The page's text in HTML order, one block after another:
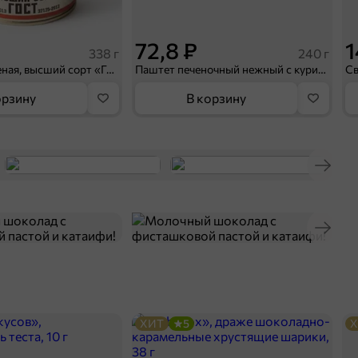
338 г
Говядина тушеная, высший сорт «Главпродукт», 338 г
72,8 ₽ 240 г
Паштет печеночный нежный с куриной печенью «Главпродукт», 240 г
В корзину
ХИТ 5